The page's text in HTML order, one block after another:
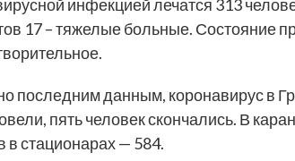
инфекцией лечатся 313
17 – тяжелые больные. Состояние
последним данным, коронавирус в
пять человек скончались. В
в стационарах — 584.